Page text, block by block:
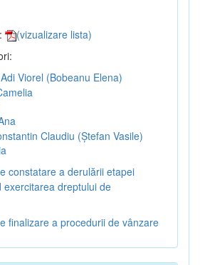
(vizualizare lista)
Viorel (Bobeanu Elena)
Claudiu (Ștefan Vasile)
constatare a derulării etapei
dreptului de
finalizare a procedurii de vânzare